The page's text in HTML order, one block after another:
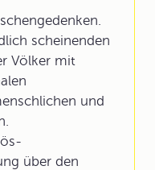
scheinenden
Völker mit
und
über den